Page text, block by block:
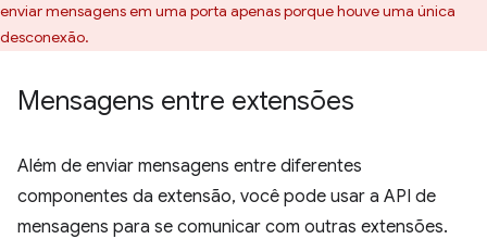
enviar mensagens em uma porta apenas porque houve uma única
desconexão.
Mensagens entre extensões
Além de enviar mensagens entre diferentes
componentes da extensão, você pode usar a API de
mensagens para se comunicar com outras extensões.